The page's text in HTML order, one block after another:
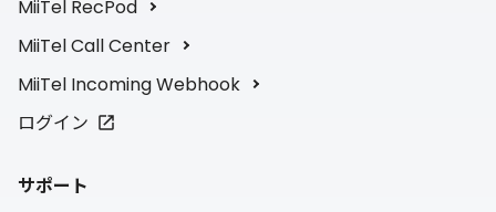
MiiTel RecPod
MiiTel Call Center
MiiTel Incoming Webhook
ログイン
サポート